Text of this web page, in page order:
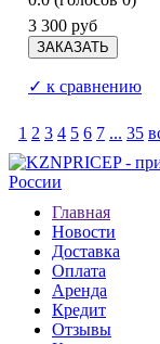
3 300 руб
✓ к сравнению
1 2 3 4 5 6 7 ... 35
Главная
Новости
Доставка
Оплата
Аренда
Кредит
Отзывы